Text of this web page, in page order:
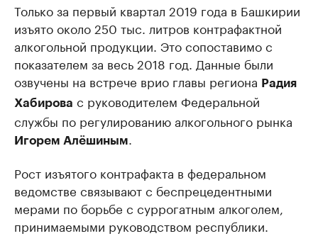
Только за первый квартал 2019 года в Башкирии
изъято около 250 тыс. литров контрафактной
алкогольной продукции. Это сопоставимо с
показателем за весь 2018 год. Данные были
озвучены на встрече врио главы региона Радия
Хабирова с руководителем Федеральной
службы по регулированию алкогольного рынка
Игорем Алёшиным.
Рост изъятого контрафакта в федеральном
ведомстве связывают с беспрецедентными
мерами по борьбе с суррогатным алкоголем,
принимаемыми руководством республики.